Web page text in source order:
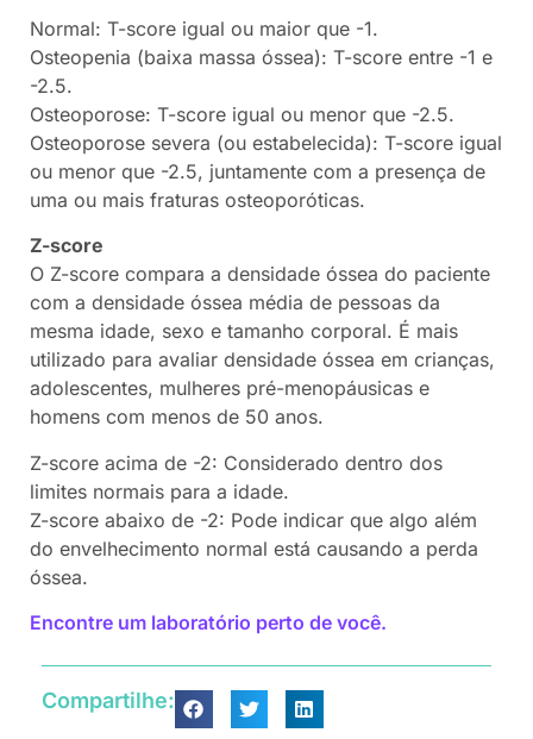
Normal: T-score igual ou maior que -1.
Osteopenia (baixa massa óssea): T-score entre -1 e
-2.5.
Osteoporose: T-score igual ou menor que -2.5.
Osteoporose severa (ou estabelecida): T-score igual
ou menor que -2.5, juntamente com a presença de
uma ou mais fraturas osteoporóticas.
Z-score
O Z-score compara a densidade óssea do paciente
com a densidade óssea média de pessoas da
mesma idade, sexo e tamanho corporal. É mais
utilizado para avaliar densidade óssea em crianças,
adolescentes, mulheres pré-menopáusicas e
homens com menos de 50 anos.
Z-score acima de -2: Considerado dentro dos
limites normais para a idade.
Z-score abaixo de -2: Pode indicar que algo além
do envelhecimento normal está causando a perda
óssea.
Encontre um laboratório perto de você.
Compartilhe: